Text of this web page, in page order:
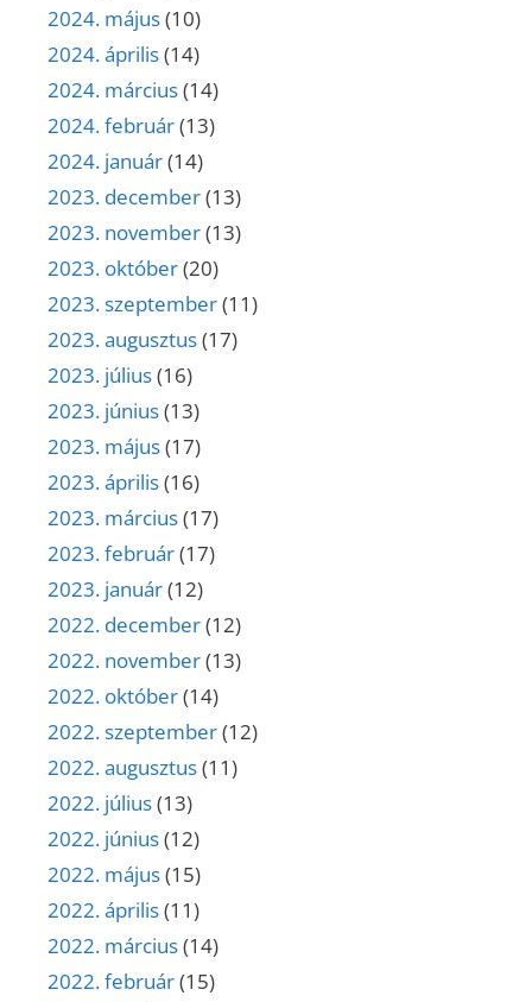
2024. május(10)
2024. április(14)
2024. március(14)
2024. február(13)
2024. január(14)
2023. december(13)
2023. november(13)
2023. október(20)
2023. szeptember(11)
2023. augusztus(17)
2023. július(16)
2023. június(13)
2023. május(17)
2023. április(16)
2023. március(17)
2023. február(17)
2023. január(12)
2022. december(12)
2022. november(13)
2022. október(14)
2022. szeptember(12)
2022. augusztus(11)
2022. július(13)
2022. június(12)
2022. május(15)
2022. április(11)
2022. március(14)
2022. február(15)